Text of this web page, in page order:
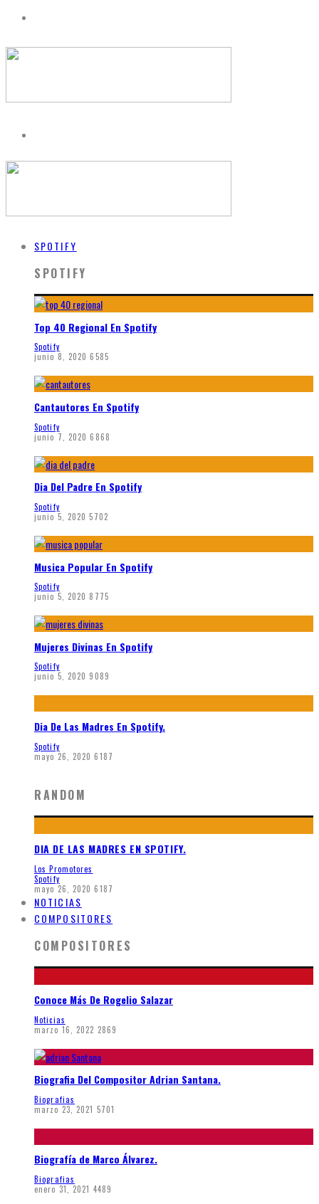
SPOTIFY
SPOTIFY
Top 40 Regional En Spotify
Spotify
junio 8, 2020 6585
Cantautores En Spotify
Spotify
junio 7, 2020 6868
Dia Del Padre En Spotify
Spotify
junio 5, 2020 5702
Musica Popular En Spotify
Spotify
junio 5, 2020 8775
Mujeres Divinas En Spotify
Spotify
junio 5, 2020 9089
Dia De Las Madres En Spotify.
Spotify
mayo 26, 2020 6187
RANDOM
DIA DE LAS MADRES EN SPOTIFY.
Los Promotores
Spotify
mayo 26, 2020 6187
NOTICIAS
COMPOSITORES
COMPOSITORES
Conoce Más De Rogelio Salazar
Noticias
marzo 16, 2022 2869
Biografia Del Compositor Adrian Santana.
Biografias
marzo 23, 2021 5701
Biografía de Marco Álvarez.
Biografias
enero 31, 2021 4489